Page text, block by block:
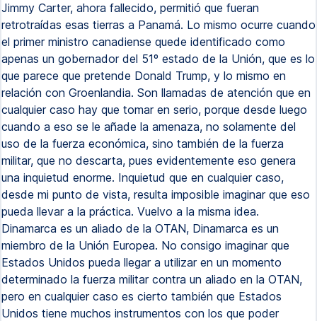
Jimmy Carter, ahora fallecido, permitió que fueran
retrotraídas esas tierras a Panamá. Lo mismo ocurre cuando
el primer ministro canadiense quede identificado como
apenas un gobernador del 51º estado de la Unión, que es lo
que parece que pretende Donald Trump, y lo mismo en
relación con Groenlandia. Son llamadas de atención que en
cualquier caso hay que tomar en serio, porque desde luego
cuando a eso se le añade la amenaza, no solamente del
uso de la fuerza económica, sino también de la fuerza
militar, que no descarta, pues evidentemente eso genera
una inquietud enorme. Inquietud que en cualquier caso,
desde mi punto de vista, resulta imposible imaginar que eso
pueda llevar a la práctica. Vuelvo a la misma idea.
Dinamarca es un aliado de la OTAN, Dinamarca es un
miembro de la Unión Europea. No consigo imaginar que
Estados Unidos pueda llegar a utilizar en un momento
determinado la fuerza militar contra un aliado en la OTAN,
pero en cualquier caso es cierto también que Estados
Unidos tiene muchos instrumentos con los que poder